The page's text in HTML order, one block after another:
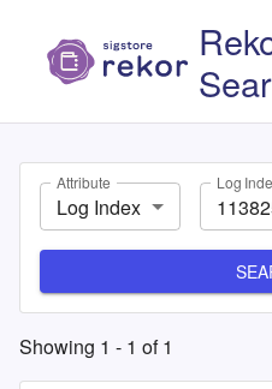
Attribute
Log Index
Log
Showing 1 - 1 of1